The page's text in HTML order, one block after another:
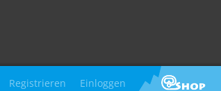
Registrieren Einloggen